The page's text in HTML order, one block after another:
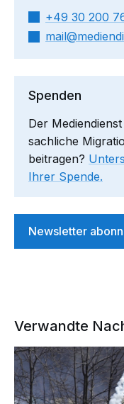
+49 30 200
mail​
Spenden
Der
sachliche
beitragen?
Ihrer Spende.
Newsletter
Verwandte